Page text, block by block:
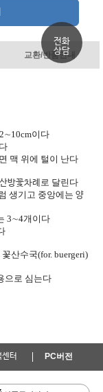
전화
상담
교환/반품안내
이다
맥 위에 털이 난다
산방꽃차례 로 달린다
생기고 중앙에는 양
3∼4개이다
산수국(for. buergeri)
으로 심는다
터 PC버전